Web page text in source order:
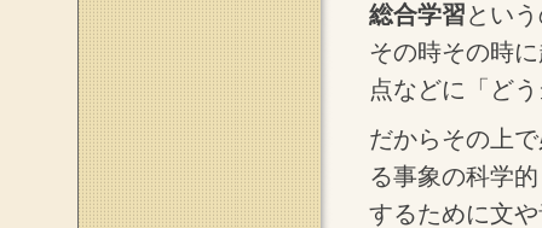
総合学習とい
その時その時
点などに「ど
だからその上
る事象の科学
するために文